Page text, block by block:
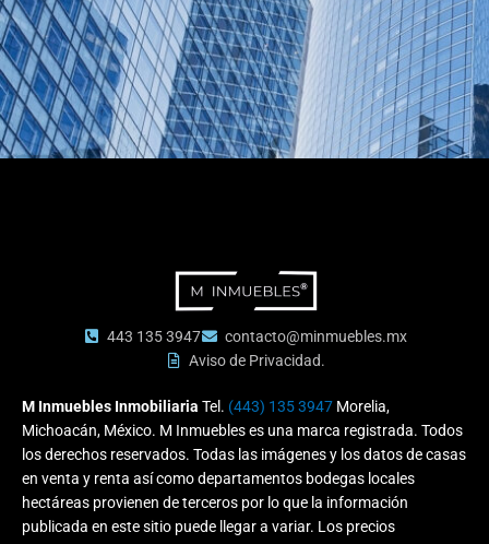
443 135 3947
contacto@minmuebles.mx
Aviso de Privacidad.
M Inmuebles Inmobiliaria Tel. (443) 135 3947 Morelia,
Michoacán, México. M Inmuebles es una marca registrada. Todos
los derechos reservados. Todas las imágenes y los datos de casas
en venta y renta así como departamentos bodegas locales
hectáreas provienen de terceros por lo que la información
publicada en este sitio puede llegar a variar. Los precios